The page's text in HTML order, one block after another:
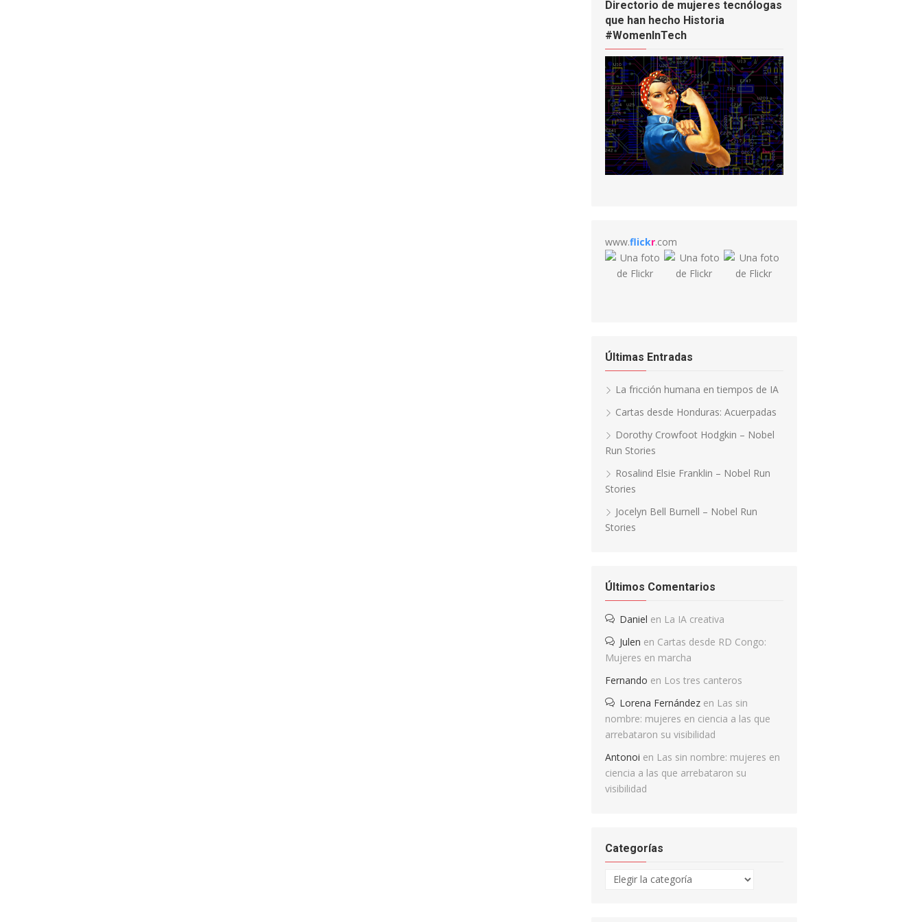
Directorio de mujeres tecnólogas
que han hecho Historia
#WomenInTech
www.flickr.com
Últimas Entradas
La fricción humana en tiempos de IA
Cartas desde Honduras: Acuerpadas
Dorothy Crowfoot Hodgkin – Nobel
Run Stories
Rosalind Elsie Franklin – Nobel Run
Stories
Jocelyn Bell Burnell – Nobel Run
Stories
Últimos Comentarios
Daniel en La IA creativa
Julen en Cartas desde RD Congo:
Mujeres en marcha
Fernando en Los tres canteros
Lorena Fernández en Las sin
nombre: mujeres en ciencia a las que
arrebataron su visibilidad
Antonoi en Las sin nombre: mujeres en
ciencia a las que arrebataron su
visibilidad
Categorías
Categorías